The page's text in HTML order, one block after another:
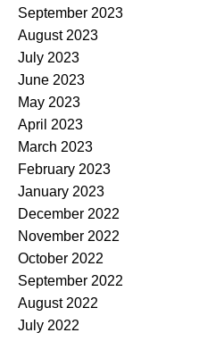
September 2023
August 2023
July 2023
June 2023
May 2023
April 2023
March 2023
February 2023
January 2023
December 2022
November 2022
October 2022
September 2022
August 2022
July 2022